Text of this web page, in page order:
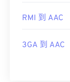
RMI 到 AAC
3GA 到 AAC